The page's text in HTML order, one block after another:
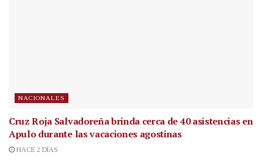
NACIONALES
Cruz Roja Salvadoreña brinda cerca de 40 asistencias en
Apulo durante las vacaciones agostinas
HACE 2 DÍAS